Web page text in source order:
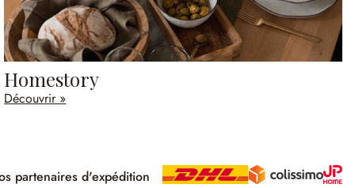
Homestory
Découvrir »
partenaires d'expédition